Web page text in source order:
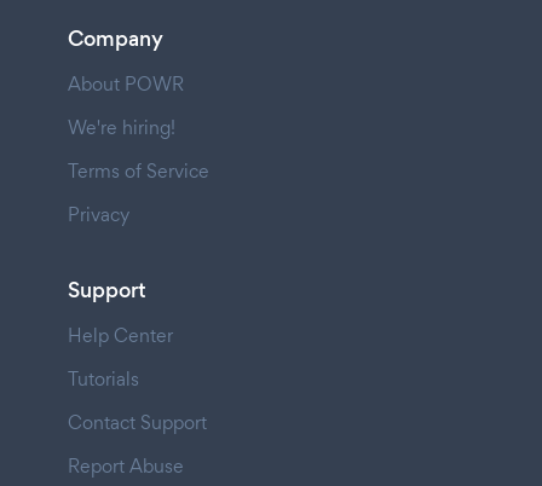
Company
About POWR
We're hiring!
Terms of Service
Privacy
Support
Help Center
Tutorials
Contact Support
Report Abuse